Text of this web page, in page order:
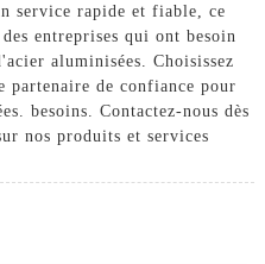
service rapide et fiable, ce
entreprises qui ont besoin
aluminisées. Choisissez
de confiance pour
besoins. Contactez-nous dès
nos produits et services